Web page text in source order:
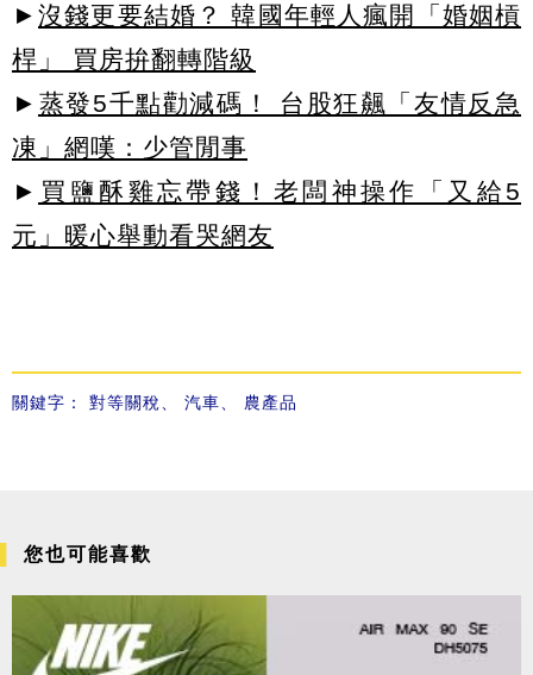
► 沒錢更要結婚？ 韓國年輕人瘋開「婚姻槓
桿」 買房拚翻轉階級
► 蒸發5千點勸減碼！ 台股狂飆「友情反急
凍」網嘆：少管閒事
► 買鹽酥雞忘帶錢！老闆神操作「又給5
元」暖心舉動看哭網友
關鍵字： 對等關稅、 汽車、 農產品
您也可能喜歡